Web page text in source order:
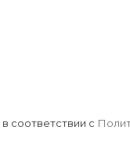
в соответствии с